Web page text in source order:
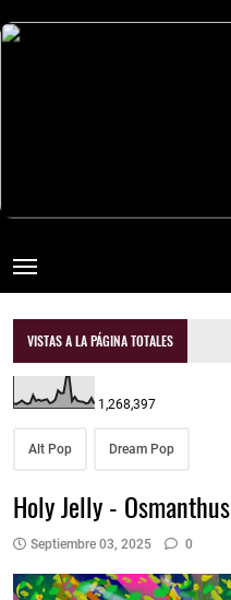
VISTAS A LA PÁGINA TOTALES
1,268,397
Alt Pop Dream Pop
Holy Jelly - Osmanthus
Septiembre 03, 2025 0